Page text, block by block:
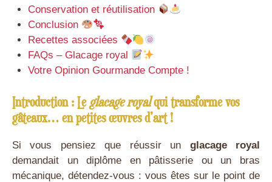
Conservation et réutilisation
Conclusion
Recettes associées
FAQs – Glacage royal
Votre Opinion Gourmande Compte !
Introduction : Leglacage royalqui transforme vos
gâteaux… en petites œuvres d’art !
Si vous pensiez que réussir un glacage royal
demandait un diplôme en pâtisserie ou un bras
mécanique, détendez-vous : vous êtes sur le point de